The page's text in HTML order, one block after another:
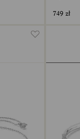
749 zł